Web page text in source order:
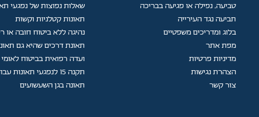
טביעה, נפילה או פגיעה בבריכה
תביעה נגד העירייה
בלוג ומדריכים משפטיים
מפת אתר
מדיניות פרטיות
הצהרת נגישות
צור קשר
שאלות נפוצות של נפגעי
תאונות קטלניות וקשות
נהיגה ללא ביטוח חובה או
תאונת דרכים שהיא גם
ועדה רפואית בביטוח לאומי
תקנה 15 לנפגעי תאונות עבודה
תאונה בגן השעשועים